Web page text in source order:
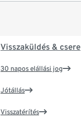
Visszaküldés & csere
30 napos elállási jog
Jótállás
Visszatérítés